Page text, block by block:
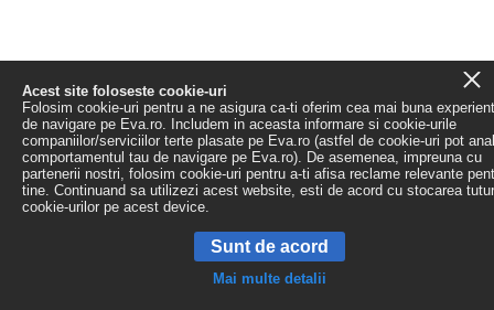
Acest site foloseste cookie-uri
Folosim cookie-uri pentru a ne asigura ca-ti oferim cea mai buna
de navigare pe Eva.ro. Includem in aceasta informare si cookie-urile
companiilor/serviciilor terte plasate pe Eva.ro (astfel de cookie-uri pot
comportamentul tau de navigare pe Eva.ro). De asemenea, impreuna cu
partenerii nostri, folosim cookie-uri pentru a-ti afisa reclame relevante
tine. Continuand sa utilizezi acest website, esti de acord cu stocarea
cookie-urilor pe acest device.
Sunt de acord
Mai multe detalii